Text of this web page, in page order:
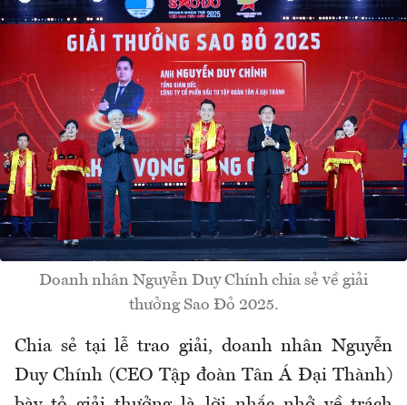
Doanh nhân Nguyễn Duy Chính chia sẻ về giải
thưởng Sao Đỏ 2025.
Chia sẻ tại lễ trao giải, doanh nhân Nguyễn
Duy Chính (CEO Tập đoàn Tân Á Đại Thành)